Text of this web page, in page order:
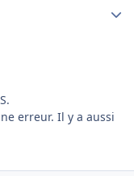
erreur. Il y a aussi